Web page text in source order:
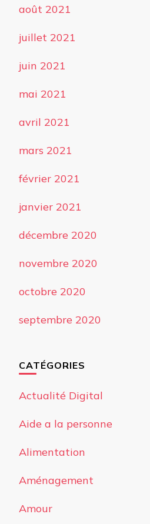
août 2021
juillet 2021
juin 2021
mai 2021
avril 2021
mars 2021
février 2021
janvier 2021
décembre 2020
novembre 2020
octobre 2020
septembre 2020
CATÉGORIES
Actualité Digital
Aide a la personne
Alimentation
Aménagement
Amour